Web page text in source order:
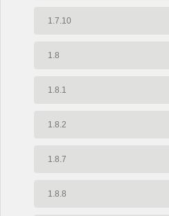
1.7.10
1.8
1.8.1
1.8.2
1.8.7
1.8.8